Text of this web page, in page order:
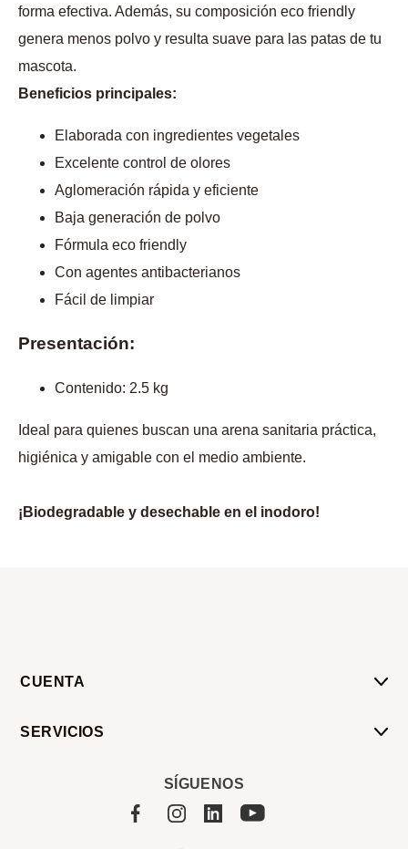
forma efectiva. Además, su composición eco friendly
genera menos polvo y resulta suave para las patas de tu
mascota.
Beneficios principales:
Elaborada con ingredientes vegetales
Excelente control de olores
Aglomeración rápida y eficiente
Baja generación de polvo
Fórmula eco friendly
Con agentes antibacterianos
Fácil de limpiar
Presentación:
Contenido: 2.5 kg
Ideal para quienes buscan una arena sanitaria práctica,
higiénica y amigable con el medio ambiente.
¡Biodegradable y desechable en el inodoro!
CUENTA
SERVICIOS
SÍGUENOS